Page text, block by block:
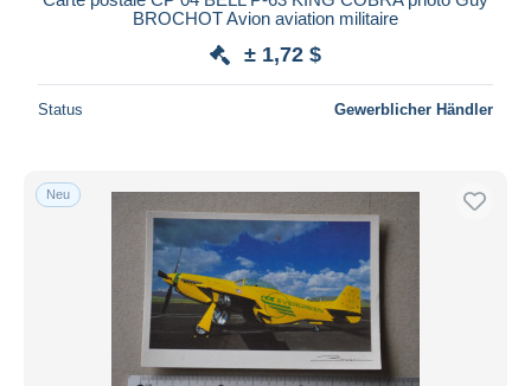
BROCHOT Avion aviation militaire
± 1,72 $
Status Gewerblicher Händler
Neu